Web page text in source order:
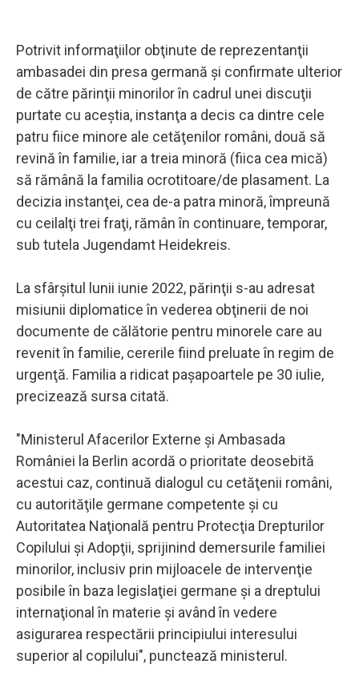
Potrivit informaţiilor obţinute de reprezentanţii
ambasadei din presa germană şi confirmate ulterior
de către părinţii minorilor în cadrul unei discuţii
purtate cu aceştia, instanţa a decis ca dintre cele
patru fiice minore ale cetăţenilor români, două să
revină în familie, iar a treia minoră (fiica cea mică)
să rămână la familia ocrotitoare/de plasament. La
decizia instanţei, cea de-a patra minoră, împreună
cu ceilalţi trei fraţi, rămân în continuare, temporar,
sub tutela Jugendamt Heidekreis.
La sfârşitul lunii iunie 2022, părinţii s-au adresat
misiunii diplomatice în vederea obţinerii de noi
documente de călătorie pentru minorele care au
revenit în familie, cererile fiind preluate în regim de
urgenţă. Familia a ridicat paşapoartele pe 30 iulie,
precizează sursa citată.
"Ministerul Afacerilor Externe şi Ambasada
României la Berlin acordă o prioritate deosebită
acestui caz, continuă dialogul cu cetăţenii români,
cu autorităţile germane competente şi cu
Autoritatea Naţională pentru Protecţia Drepturilor
Copilului şi Adopţii, sprijinind demersurile familiei
minorilor, inclusiv prin mijloacele de intervenţie
posibile în baza legislaţiei germane şi a dreptului
internaţional în materie şi având în vedere
asigurarea respectării principiului interesului
superior al copilului", punctează ministerul.